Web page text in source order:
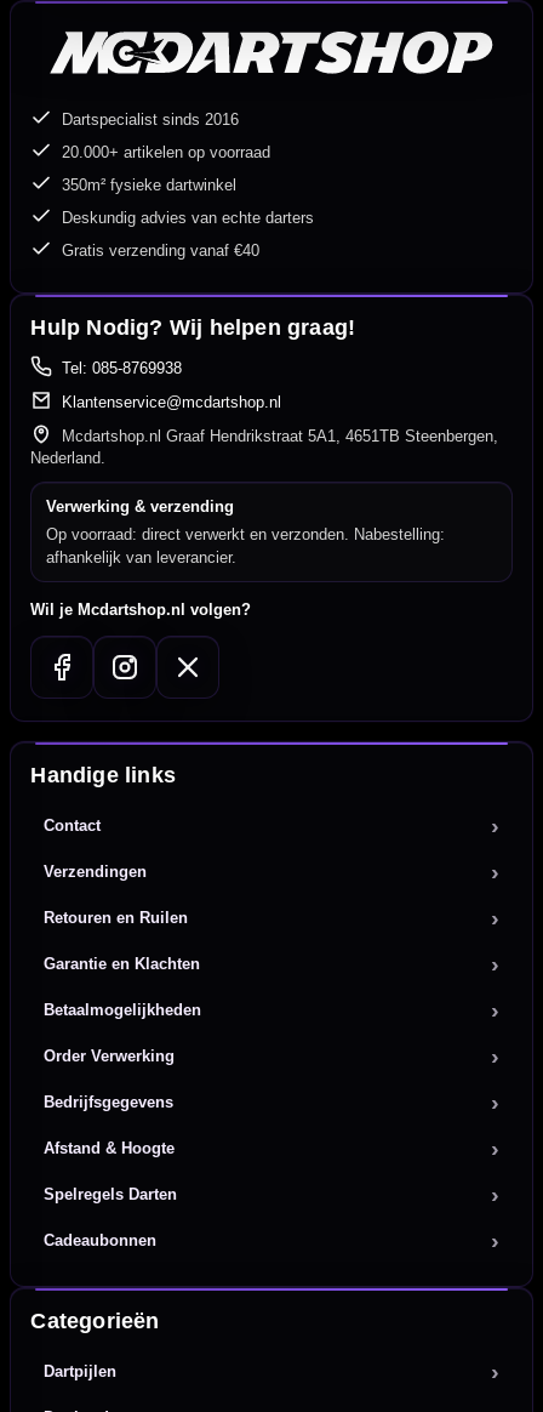
Dartspecialist sinds 2016
20.000+ artikelen op voorraad
350m² fysieke dartwinkel
Deskundig advies van echte darters
Gratis verzending vanaf €40
Hulp Nodig? Wij helpen graag!
Tel: 085-8769938
Klantenservice@mcdartshop.nl
Mcdartshop.nl Graaf Hendrikstraat 5A1, 4651TB Steenbergen,
Nederland.
Verwerking & verzending
Op voorraad: direct verwerkt en verzonden. Nabestelling:
afhankelijk van leverancier.
Wil je Mcdartshop.nl volgen?
Handige links
Contact
Verzendingen
Retouren en Ruilen
Garantie en Klachten
Betaalmogelijkheden
Order Verwerking
Bedrijfsgegevens
Afstand & Hoogte
Spelregels Darten
Cadeaubonnen
Categorieën
Dartpijlen